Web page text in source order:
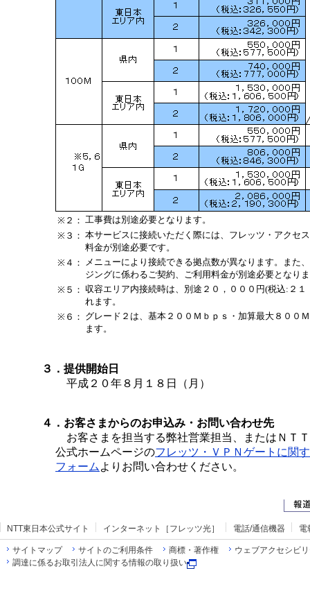
※２： 工事費は別途必要となります。
※３： 本サービスに接続いただく際には、フレッツ・アクセ
料金が別途必要です。
※４：
メニューにより接続できる拠点数が異なります。また
ジングに係わるご契約、ご利用料金が別途必要となり
※５： 収容エリア内接続時は、別途２０，０００円(税込:２
れます。
※６： グレード２は、基本２００Ｍｂｐｓ・加算最大８００
ます。
３．提供開始日
平成２０年８月１８日（月）
４．お客さまからのお申込み・お問い合わせ先
お客さまを担当する弊社営業担当、またはＮＴ
公式ホームページのフレッツ・ＶＰＮゲートに関
フォーム よりお問い合わせください。
NTT東日本公式サイト インターネット［フレッツ光］ 電話/通信機器 電
サイトマップ サイトのご利用条件 商標・著作権
ウェブアクセシビ
調達に係るお取引法人に関する情報の取り扱い